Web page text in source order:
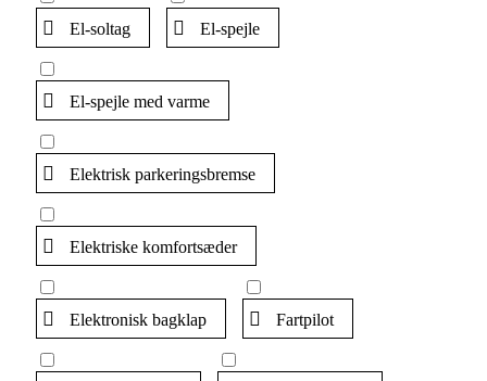
El-soltag El-spejle
El-spejle med varme
Elektrisk parkeringsbremse
Elektriske komfortsæder
Elektronisk bagklap Fartpilot